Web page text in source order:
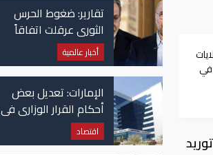
في
تقارير: ضغوط الحرس
الثوري عرقلت اتفاقاً
وشيكاً حول هرمز
أخبار عالمية
الإمارات: تعديل بعض
أحكام القرار الوزاري في
شأن الضريبة على
الشركات والأعمال
اقتصاد